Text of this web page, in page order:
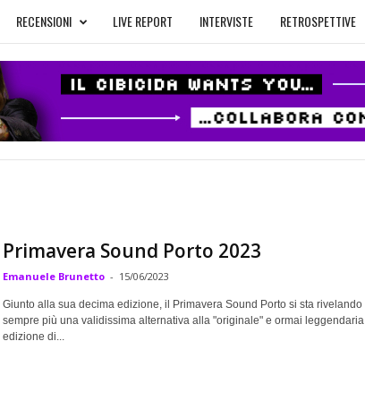
l
C
c
i
RECENSIONI LIVE REPORT INTERVISTE RETROSPETTIVE
Primavera Sound Porto 2023
Emanuele Brunetto - 15/06/2023
Giunto alla sua decima edizione, il Primavera Sound Porto si sta rivelando
sempre più una validissima alternativa alla "originale" e ormai leggendaria
edizione di...